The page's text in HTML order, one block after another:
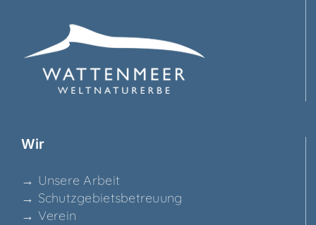
Wir
→ Unse­re Arbeit
→ Schutz­ge­biets­be­treu­ung
→ Ver­ein